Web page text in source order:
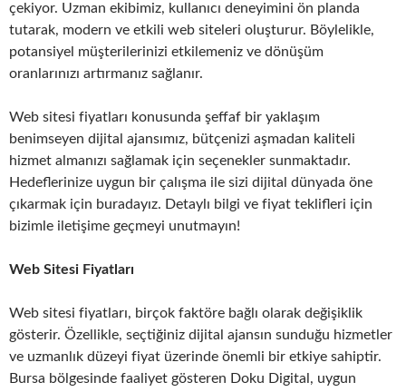
çekiyor. Uzman ekibimiz, kullanıcı deneyimini ön planda
tutarak, modern ve etkili web siteleri oluşturur. Böylelikle,
potansiyel müşterilerinizi etkilemeniz ve dönüşüm
oranlarınızı artırmanız sağlanır.
Web sitesi fiyatları konusunda şeffaf bir yaklaşım
benimseyen dijital ajansımız, bütçenizi aşmadan kaliteli
hizmet almanızı sağlamak için seçenekler sunmaktadır.
Hedeflerinize uygun bir çalışma ile sizi dijital dünyada öne
çıkarmak için buradayız. Detaylı bilgi ve fiyat teklifleri için
bizimle iletişime geçmeyi unutmayın!
Web Sitesi Fiyatları
Web sitesi fiyatları, birçok faktöre bağlı olarak değişiklik
gösterir. Özellikle, seçtiğiniz dijital ajansın sunduğu hizmetler
ve uzmanlık düzeyi fiyat üzerinde önemli bir etkiye sahiptir.
Bursa bölgesinde faaliyet gösteren Doku Digital, uygun